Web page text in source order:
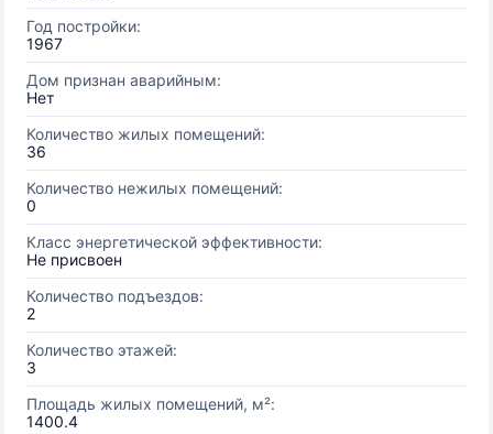
Год постройки:
1967
Дом признан аварийным:
Нет
Количество жилых помещений:
36
Количество нежилых помещений:
0
Класс энергетической эффективности:
Не присвоен
Количество подъездов:
2
Количество этажей:
3
Площадь жилых помещений, м²:
1400.4